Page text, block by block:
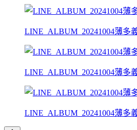
LINE_ALBUM_20241004薄多
LINE_ALBUM_20241004薄多
LINE_ALBUM_20241004薄多